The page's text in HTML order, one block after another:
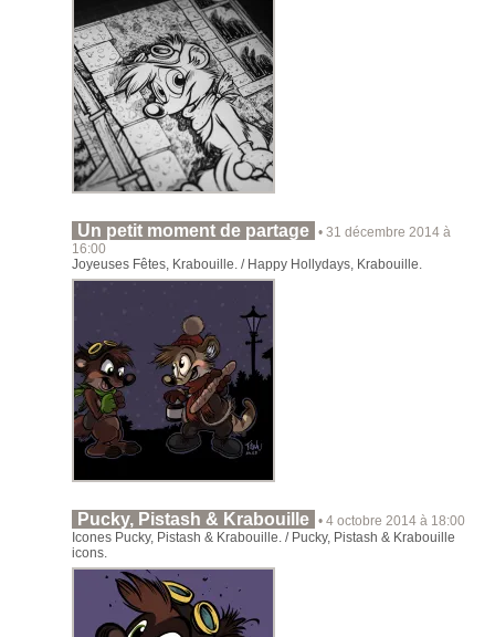
Un petit moment de partage • 31 décembre 2014 à
16:00
Joyeuses Fêtes, Krabouille. / Happy Hollydays, Krabouille.
Pucky, Pistash & Krabouille • 4 octobre 2014 à 18:00
Icones Pucky, Pistash & Krabouille. / Pucky, Pistash & Krabouille
icons.